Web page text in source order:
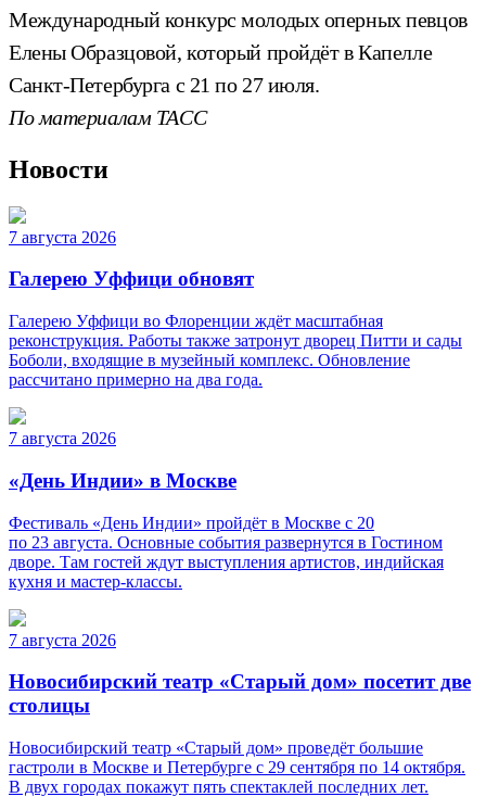
Международный конкурс молодых оперных певцов
Елены Образцовой, который пройдёт в Капелле
Санкт-Петербурга с 21 по 27 июля.
По материалам ТАСС
Новости
7 августа 2026
Галерею Уффици обновят
Галерею Уффици во Флоренции ждёт масштабная
реконструкция. Работы также затронут дворец Питти и сады
Боболи, входящие в музейный комплекс. Обновление
рассчитано примерно на два года.
7 августа 2026
«День Индии» в Москве
Фестиваль «День Индии» пройдёт в Москве с 20
по 23 августа. Основные события развернутся в Гостином
дворе. Там гостей ждут выступления артистов, индийская
кухня и мастер-классы.
7 августа 2026
Новосибирский театр «Старый дом» посетит две
столицы
Новосибирский театр «Старый дом» проведёт большие
гастроли в Москве и Петербурге с 29 сентября по 14 октября.
В двух городах покажут пять спектаклей последних лет.